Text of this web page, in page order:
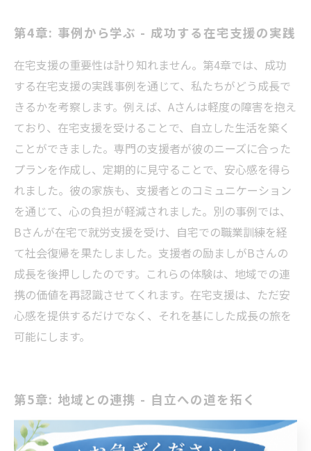
第4章: 事例から学ぶ - 成功する在宅支援の実践
在宅支援の重要性は計り知れません。第4章では、成功
する在宅支援の実践事例を通じて、私たちがどう成長で
きるかを考察します。例えば、Aさんは軽度の障害を抱え
ており、在宅支援を受けることで、自立した生活を築く
ことができました。専門の支援者が彼のニーズに合った
プランを作成し、定期的に見守ることで、安心感を得ら
れました。彼の家族も、支援者とのコミュニケーション
を通じて、心の負担が軽減されました。別の事例では、
Bさんが在宅で就労支援を受け、自宅での職業訓練を経
て社会復帰を果たしました。支援者の励ましがBさんの
成長を後押ししたのです。これらの体験は、地域での連
携の価値を再認識させてくれます。在宅支援は、ただ安
心感を提供するだけでなく、それを基にした成長の旅を
可能にします。
第5章: 地域との連携 - 自立への道を拓く
在宅支援は、個々のニーズに応じたサポートを提供する